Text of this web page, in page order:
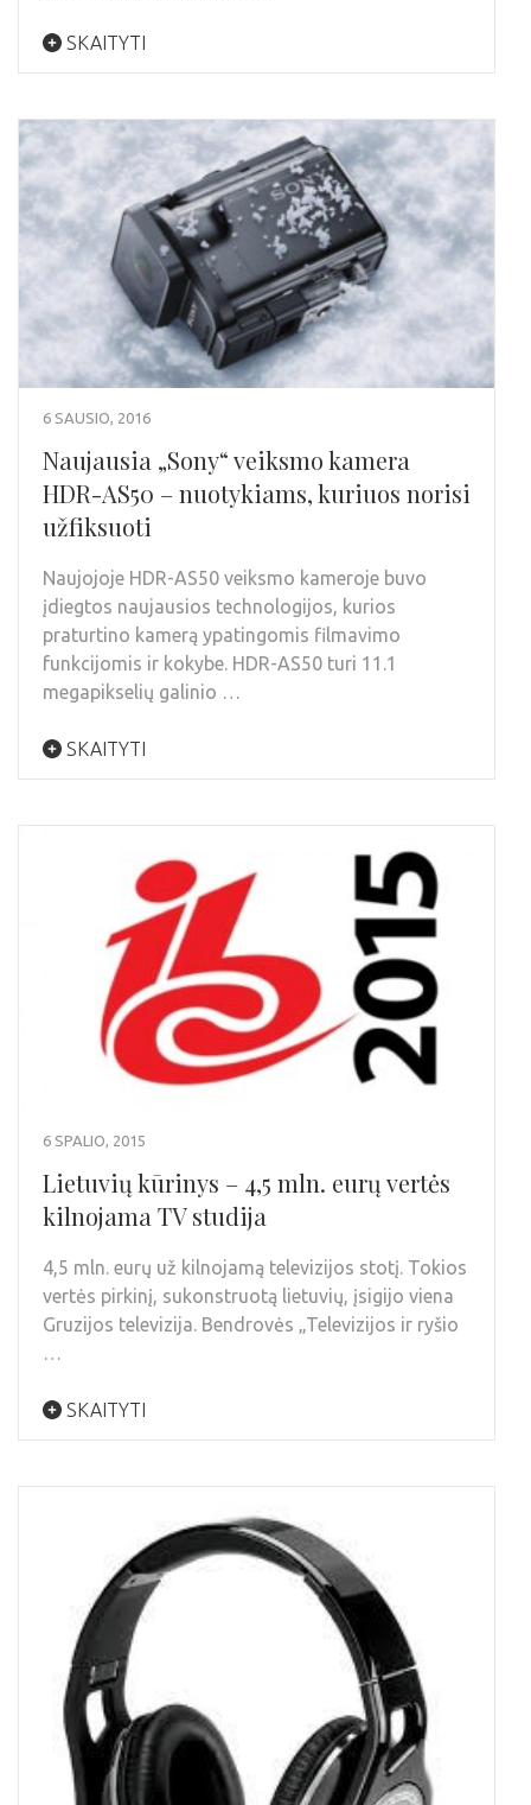
SKAITYTI
6 SAUSIO, 2016
Naujausia „Sony“ veiksmo kamera
HDR-AS50 – nuotykiams, kuriuos norisi
užfiksuoti
Naujojoje HDR-AS50 veiksmo kameroje buvo
įdiegtos naujausios technologijos, kurios
praturtino kamerą ypatingomis filmavimo
funkcijomis ir kokybe. HDR-AS50 turi 11.1
megapikselių galinio …
SKAITYTI
6 SPALIO, 2015
Lietuvių kūrinys – 4,5 mln. eurų vertės
kilnojama TV studija
4,5 mln. eurų už kilnojamą televizijos stotį. Tokios
vertės pirkinį, sukonstruotą lietuvių, įsigijo viena
Gruzijos televizija. Bendrovės „Televizijos ir ryšio
…
SKAITYTI